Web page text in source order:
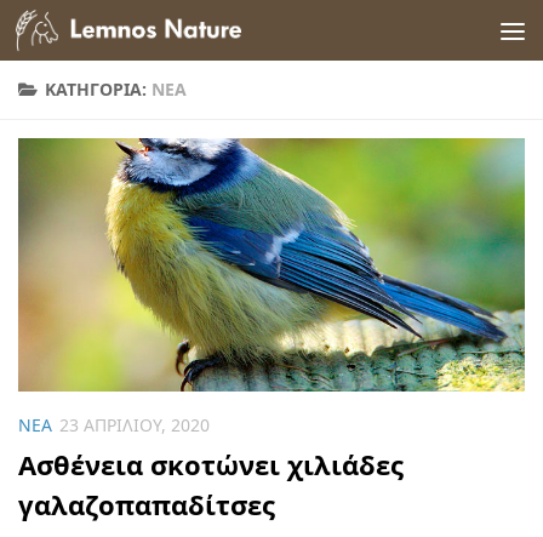
Skip to content
ΚΑΤΗΓΟΡΊΑ: ΝΈΑ
ΝΈΑ 23 ΑΠΡΙΛΊΟΥ, 2020
Ασθένεια σκοτώνει χιλιάδες
γαλαζοπαπαδίτσες